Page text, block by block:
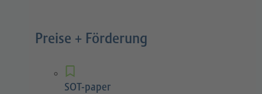
Preise + Förderung
SOT-paper